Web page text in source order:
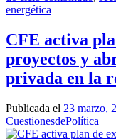
energética
CFE activa
proyectos y
privada en la
Publicada el 23 marzo,
CuestionesdePolítica